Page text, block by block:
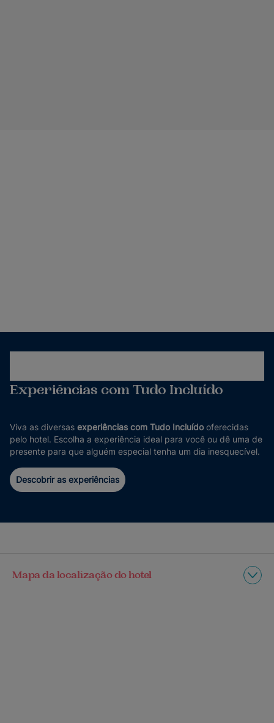
Experiências com Tudo Incluído
Viva as diversas experiências com Tudo Incluído oferecidas
pelo hotel. Escolha a experiência ideal para você ou dê uma de
presente para que alguém especial tenha um dia inesquecível.
Descobrir as experiências
Mapa da localização do hotel